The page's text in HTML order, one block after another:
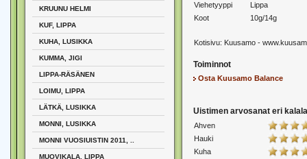
KRUUNU HELMI
KUF, LIPPA
KUHA, LUSIKKA
KUMMA, JIGI
LIPPA-RÄSÄNEN
LOIMU, LIPPA
LÄTKÄ, LUSIKKA
MONNI, LUSIKKA
MONNI VUOSIUISTIN 2011, ..
MUOVIKALA, LIPPA
Viehetyyppi
Lippa
Koot
10g/14g
Kotisivu: Kuusamo -
Toiminnot
Osta Kuusamo Balance
Uistimen arvosanat eri
Ahven
Hauki
Kuha